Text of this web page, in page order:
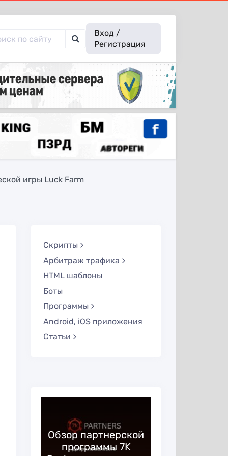
Вход /
Регистрация
игры Luck Farm
Скрипты
Арбитраж трафика
HTML шаблоны
Боты
Программы
Android, iOS приложения
Статьи
Обзор партнерской
программы 7K